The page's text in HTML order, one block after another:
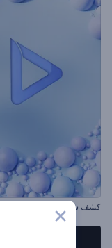
كشف شعار بكرات ناعمة